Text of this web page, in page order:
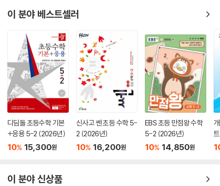
이 분야 베스트셀러
디딤돌 초등수학 기본
+응용 5-2 (2026년)
10% 15,300원
신사고 쎈 초등 수학 5-
2 (2026년)
10% 16,200원
EBS 초등 만점왕 수학
5-2 (2026년)
10% 14,850원
6
이 분야 신상품